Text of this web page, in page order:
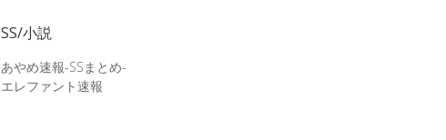
SS/小説
あやめ速報-SSまとめ-
エレファント速報